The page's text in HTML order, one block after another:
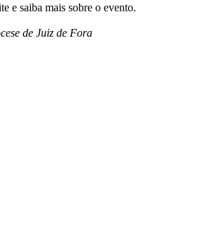
e saiba mais sobre o evento.
de Juiz de Fora